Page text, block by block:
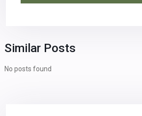
Similar Posts
No posts found